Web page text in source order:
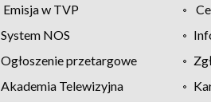
Emisja w TVP
System NOS
Ogłoszenie przetargowe
Akademia Telewizyjna